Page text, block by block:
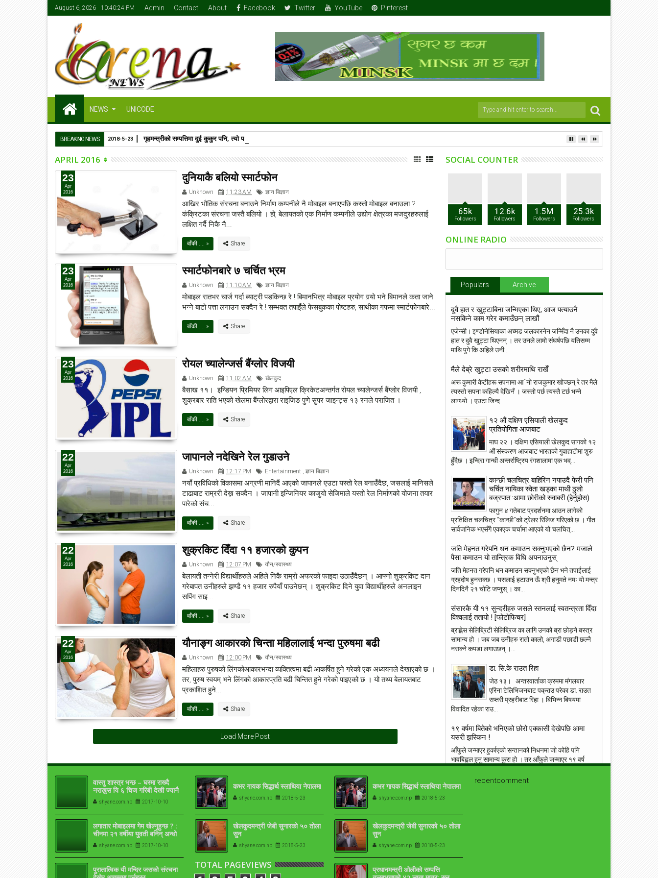
August 6, 2026 10:40:25 PM Admin Contact About Facebook Twitter YouTube Pinterest
NEWS UNICODE
BREAKING NEWS गृहमन्त्रीको सम्पत्तिमा दुई कुकुर पनि, त्यो पनि छिमेकको उपहार
2018-5-23
APRIL 2016
दुनियाकै बलियो स्मार्टफोन
Unknown 11:23 AM ज्ञान बिज्ञान
आखिर भौतिक संरचना बनाउने निर्माण कम्पनीले नै मोबाइल बनाएपछि कस्तो मोबाइल बनाउला ?
कंक्रिटका संरचना जस्तै बलियो । हो, बेलायतको एक निर्माण कम्पनीले उद्योग क्षेत्रका मजदुरहरुलाई
लक्षित गर्दै निकै नै...
बाँकी .... »
23
Apr
2016
स्मार्टफोनबारे ७ चर्चित भ्रम
Unknown 11:10 AM ज्ञान बिज्ञान
मोबाइल रातभर चार्ज गर्दा ब्याट्री पडकिन्छ रे ! बिमानभित्र मोबाइल प्रयोग गर्‍यो भने बिमानले कता जाने
भन्ने बाटो पत्ता लगाउन सक्दैन रे ! सम्भवत तपाइँले फेसबुकका पोष्टहरु, साथीका गफमा स्मार्टफोनबारे...
बाँकी .... »
23
Apr
2016
रोयल च्यालेन्जर्स बैंग्लोर विजयी
Unknown 11:02 AM खेलकुद
बैसाख ११। इन्डियन प्रिमियर लिग आइपिएल क्रिकेटअन्तर्गत रोयल च्यालेन्जर्स बैंग्लोर विजयी ,
शुक्रबार राति भएको खेलमा बैंग्लोरद्वारा राइजिङ पुणे सुपर जाइन्ट्स १३ रनले पराजित ।
बाँकी .... »
23
Apr
2016
जापानले नदेखिने रेल गुडाउने
Unknown 12:17 PM Entertainment , ज्ञान बिज्ञान
नयाँ प्रविधिको विकासमा अग्रणी मानिदैं आएको जापानले एउटा यस्तो रेल बनाउँदैछ, जसलाई मानिसले
टाढाबाट राम्ररी देख्न सक्दैन । जापानी इन्जिनियर काजुयो सेजिमाले यस्तो रेल निर्माणको योजना तयार
पारेको संच...
बाँकी .... »
22
Apr
2016
शुक्रकिट दिँदा ११ हजारको कुपन
Unknown 12:07 PM यौन/स्वास्थ्य
बेलायती तन्नेरी विद्यार्थीहरुले अहिले निकै राम्रो अफरको फाइदा उठाउँदैछन् । आफ्नो शुक्रकिट दान
गरेबापत उनीहरुले झण्डै ११ हजार रुपैयाँ पाउनेछन् । शुक्रकिट दिने युवा विद्यार्थीहरुले अनलाइन
सपिंग साइ...
बाँकी .... »
22
Apr
2016
यौनाङ्ग आकारको चिन्ता महिलालाई भन्दा पुरुषमा बढी
Unknown 12:00 PM यौन/स्वास्थ्य
महिलाहरु पुरुषको लिंगकोआकारभन्दा व्यक्तित्वमा बढी आकर्षित हुने गरेको एक अध्ययनले देखाएको छ ।
तर, पुरुष स्वयम् भने लिंगको आकारप्रति बढी चिन्तित हुने गरेको पाइएको छ । यो तथ्य बेलायतबाट
प्रकाशित हुने...
बाँकी .... »
22
Apr
2016
Load More Post
SOCIAL COUNTER
65k
Followers
12.6k
Followers
1.5M
Followers
25.3k
Followers
ONLINE RADIO
Populars Archive
दुवै हात र खुट्टाबिना जन्मिएका थिए, आज पत्याउनै
नसकिने काम गरेर कमाउँछन् लाखौं
एजेन्सी। इण्डोनेसियाका अच्मड जलकारनेन जन्मिँदा नै उनका दुवै
हात र दुवै खुट्टा थिएनन् । तर उनले लामो संघर्षपछि यतिसम्म
माथि पुगे कि अहिले उनी...
मैले देब्रे खुट्टा उसको शरीरमाथि राखेँ
अरू कुमारी केटीहरू सपनामा आˆनो राजकुमार खोज्छन् रे तर मैले
त्यस्तो सपना कहिल्यै देखिनँ । जस्तो पर्छ त्यस्तै टर्छ भन्ने
लाग्थ्यो । एउटा जिन्द...
१२ औं दक्षिण एसियाली खेलकुद
प्रतियोगिता आजबाट
माघ २२ । दक्षिण एसियाली खेलकुद सागको १२
औं संस्करण आजबाट भारतको गुवाहाटीमा शुरु
हुँदैछ । इन्दिरा गान्धी अन्तर्राष्ट्रिय रंगशालामा एक भव्...
कान्छी चलचित्र बाहिरिन नपाउदै फेरी पनि
चर्चित नायिका स्वेता खड्का माथी ठुलो
बज्रपात :आमा छोरीको रुवाबरी (हेर्नुहोस)
फागुन ४ गतेबाट प्रदर्शनमा आउन लागेको
प्रतिक्षित चलचित्र “कान्छी”को ट्रेलर रिलिज गरिएको छ । गीत
सार्वजनिक भएसँगै एकाएक चर्चामा आएको यो चलचित्...
जति मेहनत गरेपनि धन कमाउन सक्नुभएको छैन? मजाले
पैसा कमाउन यो तान्त्रिक विधि अपनाउनुस्
जति मेहनत गरेपनि धन कमाउन सक्नुभएको छैन भने तपाईंलाई
ग्रहदोष हुनसक्छ । यसलाई हटाउन ऊँ श्री हनुमते नमः यो मन्त्र
दिनदिनै २१ चोटि जप्नुस् । का...
संसारकै यी ११ सुन्दरीहरु जसले स्तनलाई स्वतन्त्रता दिँदा
विश्वलाई ततायो ! [फोटोफिचर]
ब्राह्लेस सेलिब्रिटी सेलिब्रिज का लागि उनको ब्रा छोड़ने बस्त्र
सामान्य हो । जब जब उनीहरु रातो कालो, अगाडी पछाडी छल्नै
नसक्ने कपडा लगाउछन् ।...
डा. सि.के राउत रिहा
जेठ १३। अन्तरवार्ताका क्रममा मंगलबार
एरिना टेलिभिजनबाट पक्राउ परेका डा. राउत
सप्तरी प्रहरीबाट रिहा । बिभिन्न बिषयमा
विवादित रहेका राउ...
१९ वर्षमा बितेको भनिएको छोरो एक्कासी देखेपछि आमा
यसरी झस्किन !
आँफुले जन्माएर हुर्काएको सन्तानको निधनमा जो कोहि पनि
भावबिह्वल हुनु सामान्य कुरा हो । तर आँफुले जन्माएर १९ वर्ष
पुगेको छोरोको निधन हुनु र नि...
प्रत्युष लिएरआउदै संगीतकार बिपिन किरण
नालापानी युद्ध विशेष फिल्म 'नालापानी' छायांकनको क्रममा छ।
वास्तु शास्त्र भन्छ – घरमा राख्दै
नराख्नुस यि ६ चिज गरिबी देखी ज्यानै
जान सक्छ
shyane.com.np 2017-10-10
लगातार मोबाइलमा गेम खेल्नुहुन्छ ? :
चीनमा २१ वर्षीया युवती बनिन् अन्धो
shyane.com.np 2017-10-10
पुरातात्विक यी मन्दिर जसको संरचना
कभर गायक सिद्धार्थ स्लाथिया नेपालमा
shyane.com.np 2018-5-23
खेलकुदमन्त्री जेबी सुनारको ५० तोला
सुन
shyane.com.np 2018-5-23
TOTAL PAGEVIEWS
कभर गायक सिद्धार्थ स्लाथिया नेपालमा
shyane.com.np 2018-5-23
खेलकुदमन्त्री जेबी सुनारको ५० तोला
सुन
shyane.com.np 2018-5-23
प्रधानमन्त्री ओलीको सम्पत्ति
recentcomment